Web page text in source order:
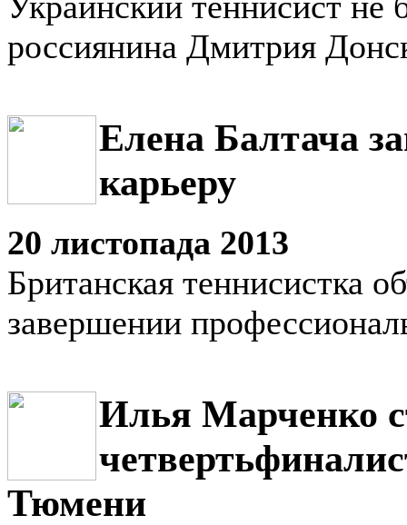
россиянина Дмитрия
Елена Балтача
карьеру
20 листопада 2013
Британская теннисистка
завершении
Илья Марченко
Тюмени